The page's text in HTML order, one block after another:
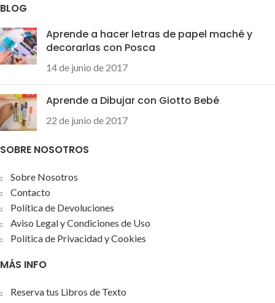
BLOG
Aprende a hacer letras de papel maché y
decorarlas con Posca
14 de junio de 2017
Aprende a Dibujar con Giotto Bebé
22 de junio de 2017
SOBRE NOSOTROS
Sobre Nosotros
Contacto
Política de Devoluciones
Aviso Legal y Condiciones de Uso
Política de Privacidad y Cookies
MÁS INFO
Reserva tus Libros de Texto